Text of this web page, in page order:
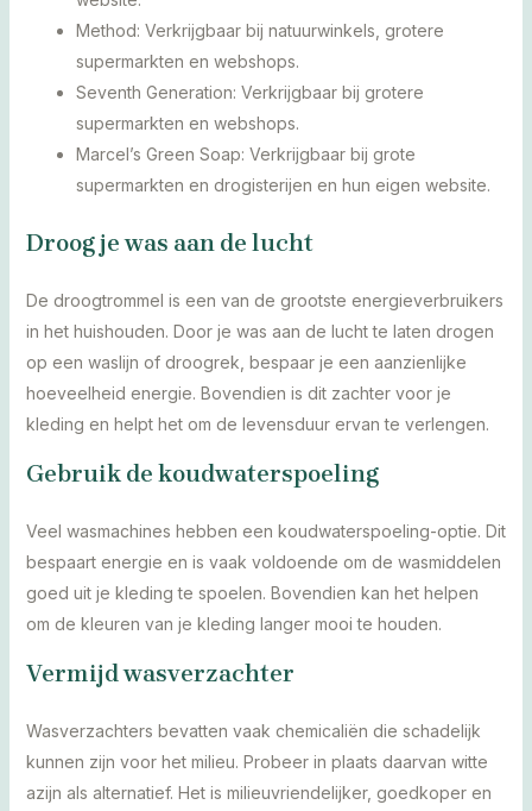
Method: Verkrijgbaar bij natuurwinkels, grotere
supermarkten en webshops.
Seventh Generation: Verkrijgbaar bij grotere
supermarkten en webshops.
Marcel’s Green Soap: Verkrijgbaar bij grote
supermarkten en drogisterijen en hun eigen website.
Droog je was aan de lucht
De droogtrommel is een van de grootste energieverbruikers
in het huishouden. Door je was aan de lucht te laten drogen
op een waslijn of droogrek, bespaar je een aanzienlijke
hoeveelheid energie. Bovendien is dit zachter voor je
kleding en helpt het om de levensduur ervan te verlengen.
Gebruik de koudwaterspoeling
Veel wasmachines hebben een koudwaterspoeling-optie. Dit
bespaart energie en is vaak voldoende om de wasmiddelen
goed uit je kleding te spoelen. Bovendien kan het helpen
om de kleuren van je kleding langer mooi te houden.
Vermijd wasverzachter
Wasverzachters bevatten vaak chemicaliën die schadelijk
kunnen zijn voor het milieu. Probeer in plaats daarvan witte
azijn als alternatief. Het is milieuvriendelijker, goedkoper en